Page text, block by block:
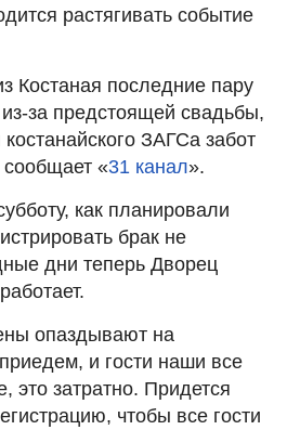
растягивать событие
Костаная последние пару
за предстоящей свадьбы,
ЗАГСа забот
«31 канал».
как планировали
брак не
дни теперь Дворец
опаздывают на
и гости наши все
это затратно. Придется
чтобы все гости